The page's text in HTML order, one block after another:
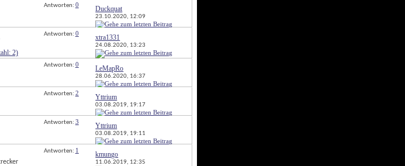
Antworten: 0 Duckquat
23.10.2020, 12:09
Antworten: 0 xtra1331
24.08.2020, 13:23
Antworten: 0 LeMapRo
28.06.2020, 16:37
Antworten: 2 Yttrium
03.08.2019, 19:17
Antworten: 3 Yttrium
03.08.2019, 19:11
Antworten: 1 kmungo
11.06.2019, 12:35